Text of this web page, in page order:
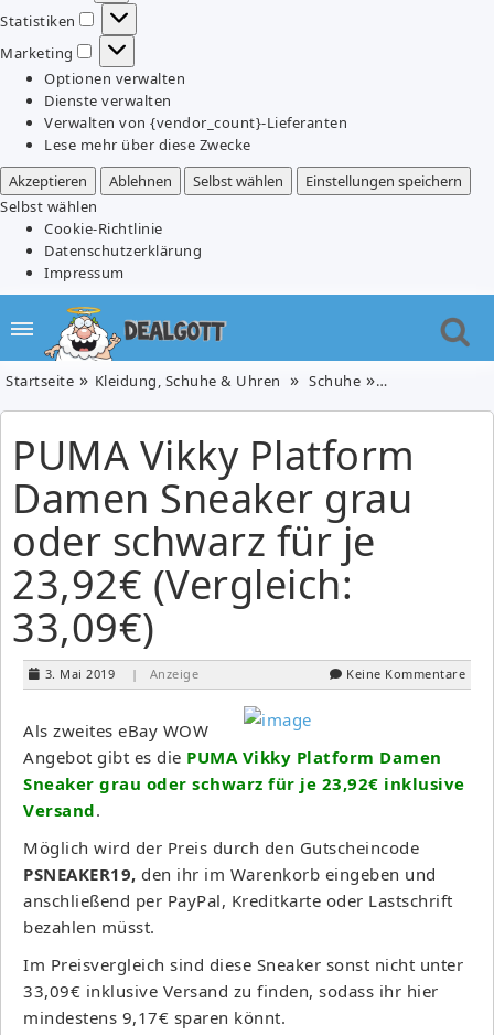
Statistiken
Statistiken
Marketing
Marketing
Optionen verwalten
Dienste verwalten
Verwalten von {vendor_count}-Lieferanten
Lese mehr über diese Zwecke
Akzeptieren
Ablehnen Selbst wählen
Einstellungen speichern
Selbst wählen
Cookie-Richtlinie
Datenschutzerklärung
Impressum
Startseite Kleidung, Schuhe & Uhren Schuhe PUMA Vikky
PUMA Vikky Platform
Damen Sneaker grau
oder schwarz für je
23,92€ (Vergleich:
33,09€)
3. Mai 2019 | Anzeige Keine Kommentare
Als zweites eBay WOW
Angebot gibt es die PUMA Vikky Platform Damen
Sneaker grau oder schwarz für je 23,92€ inklusive
Versand.
Möglich wird der Preis durch den Gutscheincode
PSNEAKER19, den ihr im Warenkorb eingeben und
anschließend per PayPal, Kreditkarte oder Lastschrift
bezahlen müsst.
Im Preisvergleich sind diese Sneaker sonst nicht unter
33,09€ inklusive Versand zu finden, sodass ihr hier
mindestens 9,17€ sparen könnt.